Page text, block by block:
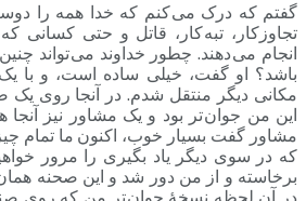
گفتم که درک می کنم که خدا همه را
تجاوزکار، تبه کار، قاتل و حتی کسانی که
انجام می دهند. چطور خداوند می تواند
باشد؟ او گفت، خیلی ساده است، و
مکانی دیگر منتقل شدم. در آنجا روی یک
این من جوان تر بود و یک مشاور نیز
مشاور گفت بسیار خوب، اکنون ما تمام
که در سوی دیگر یاد بگیری را مرور
برخاسته و از من دور شد و این صحنه